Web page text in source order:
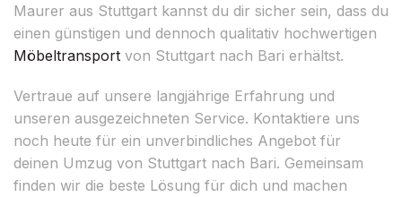
Maurer aus Stuttgart kannst du dir sicher sein, dass du
einen günstigen und dennoch qualitativ hochwertigen
Möbeltransport von Stuttgart nach Bari erhältst.
Vertraue auf unsere langjährige Erfahrung und
unseren ausgezeichneten Service. Kontaktiere uns
noch heute für ein unverbindliches Angebot für
deinen Umzug von Stuttgart nach Bari. Gemeinsam
finden wir die beste Lösung für dich und machen